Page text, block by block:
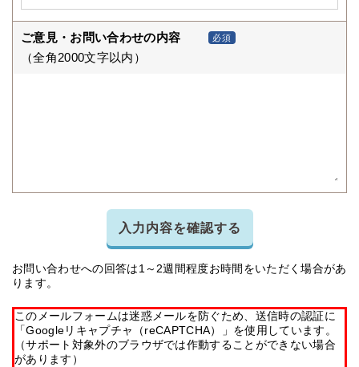
ご意見・お問い合わせの内容 必須
（全角2000文字以内）
入力内容を確認する
お問い合わせへの回答は1～2週間程度お時間をいただく場合があ
ります。
このメールフォームは迷惑メールを防ぐため、送信時の認証に
「Googleリキャプチャ（reCAPTCHA）」を使用しています。
（サポート対象外のブラウザでは作動することができない場合
があります）